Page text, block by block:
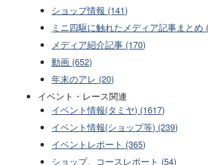
ショップ情報 (141)
ミニ四駆に触れたメディア記事まとめ
メディア紹介記事 (170)
動画 (652)
年末のアレ (20)
イベント・レース関連
イベント情報(タミヤ) (1617)
イベント情報(ショップ等) (239)
イベントレポート (365)
ショップ、コースレポート (54)